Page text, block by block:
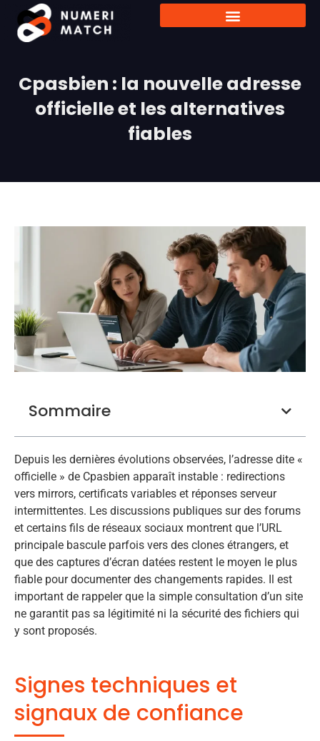
Cpasbien : la nouvelle adresse
officielle et les alternatives
fiables
Sommaire
Depuis les dernières évolutions observées, l’adresse dite «
officielle » de Cpasbien apparaît instable : redirections
vers mirrors, certificats variables et réponses serveur
intermittentes. Les discussions publiques sur des forums
et certains fils de réseaux sociaux montrent que l’URL
principale bascule parfois vers des clones étrangers, et
que des captures d’écran datées restent le moyen le plus
fiable pour documenter des changements rapides. Il est
important de rappeler que la simple consultation d’un site
ne garantit pas sa légitimité ni la sécurité des fichiers qui
y sont proposés.
Signes techniques et
signaux de confiance